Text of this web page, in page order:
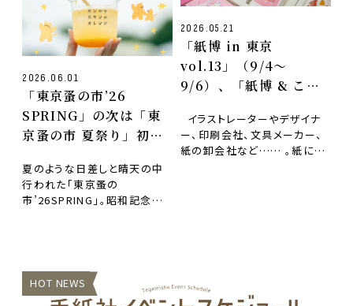
2026.06.01
「東京蚤の市’26
SPRING」の次は「東
京蚤の市 夏祭り」初開
夏のような日差しと晴天の中
行われた「東京蚤の
市’26SPRING」。昭和記念公
2026.05.21
「紙博 in 東京
vol.13」（9/4〜
9/6）、「紙博 & こむ
（12/19〜12/20）の開
催が決定！
イラストレーターやデザイナ
ー、印刷会社、文具メーカー、
紙の卸会社など…… 。紙にま
HOT NEWS